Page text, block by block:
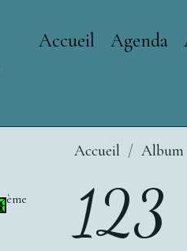
Accueil Agenda
Accueil Album
123
ème